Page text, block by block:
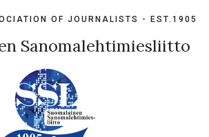
OF JOURNALISTS - EST.1905
Sanomalehtimiesliitto